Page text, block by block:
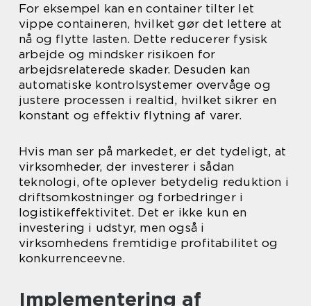
For eksempel kan en container tilter let
vippe containeren, hvilket gør det lettere at
nå og flytte lasten. Dette reducerer fysisk
arbejde og mindsker risikoen for
arbejdsrelaterede skader. Desuden kan
automatiske kontrolsystemer overvåge og
justere processen i realtid, hvilket sikrer en
konstant og effektiv flytning af varer.
Hvis man ser på markedet, er det tydeligt, at
virksomheder, der investerer i sådan
teknologi, ofte oplever betydelig reduktion i
driftsomkostninger og forbedringer i
logistikeffektivitet. Det er ikke kun en
investering i udstyr, men også i
virksomhedens fremtidige profitabilitet og
konkurrenceevne.
Implementering af